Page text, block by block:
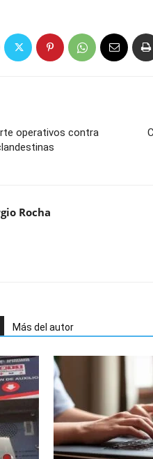
operativos contra
Rocha
Más del autor